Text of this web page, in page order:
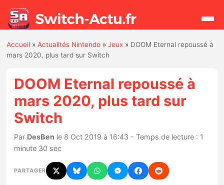
Actualités
Jeux
Hardware
Mises à jour
Accueil »Actualités Nintendo »Jeux » DOOM Eternal repoussé à
mars 2020, plus tard sur Switch
DOOM Eternal repoussé à
mars 2020, plus tard sur
Switch
Par DesBen le 8 Oct 2019 à 16:43 - Temps de lecture : 1
minute 30 sec
PARTAGER